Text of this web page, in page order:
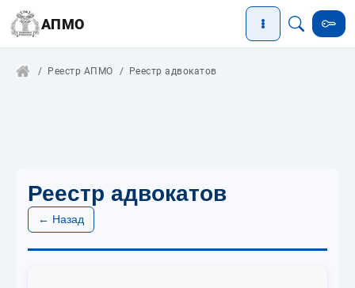
АПМО
Реестр АПМО Реестр адвокатов
Реестр адвокатов
← Назад